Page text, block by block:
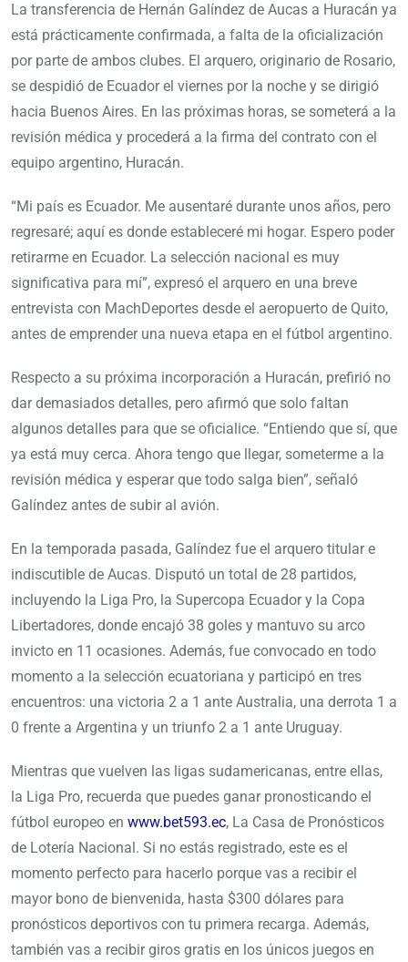
La transferencia de Hernán Galíndez de Aucas a Huracán ya
está prácticamente confirmada, a falta de la oficialización
por parte de ambos clubes. El arquero, originario de Rosario,
se despidió de Ecuador el viernes por la noche y se dirigió
hacia Buenos Aires. En las próximas horas, se someterá a la
revisión médica y procederá a la firma del contrato con el
equipo argentino, Huracán.
“Mi país es Ecuador. Me ausentaré durante unos años, pero
regresaré; aquí es donde estableceré mi hogar. Espero poder
retirarme en Ecuador. La selección nacional es muy
significativa para mí”, expresó el arquero en una breve
entrevista con MachDeportes desde el aeropuerto de Quito,
antes de emprender una nueva etapa en el fútbol argentino.
Respecto a su próxima incorporación a Huracán, prefirió no
dar demasiados detalles, pero afirmó que solo faltan
algunos detalles para que se oficialice. “Entiendo que sí, que
ya está muy cerca. Ahora tengo que llegar, someterme a la
revisión médica y esperar que todo salga bien”, señaló
Galíndez antes de subir al avión.
En la temporada pasada, Galíndez fue el arquero titular e
indiscutible de Aucas. Disputó un total de 28 partidos,
incluyendo la Liga Pro, la Supercopa Ecuador y la Copa
Libertadores, donde encajó 38 goles y mantuvo su arco
invicto en 11 ocasiones. Además, fue convocado en todo
momento a la selección ecuatoriana y participó en tres
encuentros: una victoria 2 a 1 ante Australia, una derrota 1 a
0 frente a Argentina y un triunfo 2 a 1 ante Uruguay.
Mientras que vuelven las ligas sudamericanas, entre ellas,
la Liga Pro, recuerda que puedes ganar pronosticando el
fútbol europeo en www.bet593.ec, La Casa de Pronósticos
de Lotería Nacional. Si no estás registrado, este es el
momento perfecto para hacerlo porque vas a recibir el
mayor bono de bienvenida, hasta $300 dólares para
pronósticos deportivos con tu primera recarga. Además,
también vas a recibir giros gratis en los únicos juegos en